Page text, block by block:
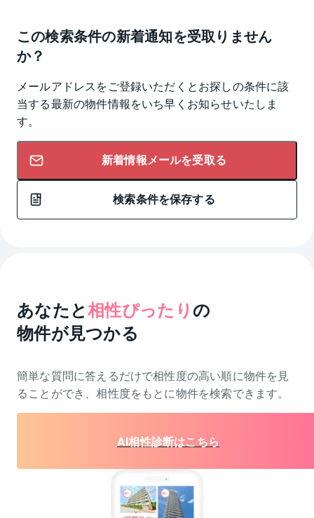
この検索条件の新着通知を受取りません
か？
メールアドレスをご登録いただくとお探しの条件に該
当する最新の物件情報をいち早くお知らせいたしま
す。
新着情報メールを受取る
検索条件を保存する
あなたと相性ぴったり の
物件が見つかる
簡単な質問に答えるだけで相性度の高い順に物件を 見
ることができ、相性度をもとに物件を検索できます。
AI相性診断はこちら